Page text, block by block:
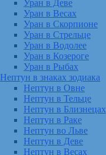
Уран в Деве
Уран в Весах
Уран в Скорпионе
Уран в Стрельце
Уран в Водолее
Уран в Козероге
Уран в Рыбах
Нептун в знаках зодиака
Нептун в Овне
Нептун в Тельце
Нептун в Близнецах
Нептун в Раке
Нептун во Льве
Нептун в Деве
Нептун в Весах